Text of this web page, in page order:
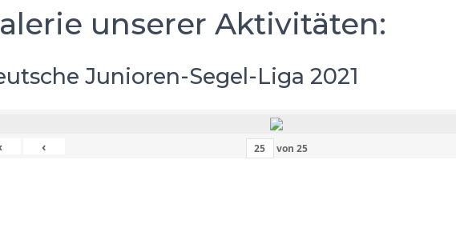
unserer Aktivitäten:
Junioren-Segel-Liga 2021
‹ von 25